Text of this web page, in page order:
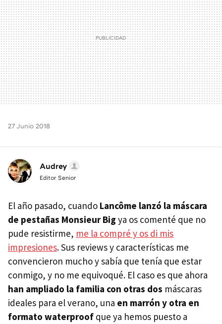
27 Junio 2018
Audrey
Editor Senior
El año pasado, cuando Lancôme lanzó la máscara
de pestañas Monsieur Big ya os comenté que no
pude resistirme, me la compré y os di mis
impresiones. Sus reviews y características me
convencieron mucho y sabía que tenía que estar
conmigo, y no me equivoqué. El caso es que ahora
han ampliado la familia con otras dos máscaras
ideales para el verano, una en marrón y otra en
formato waterproof que ya hemos puesto a